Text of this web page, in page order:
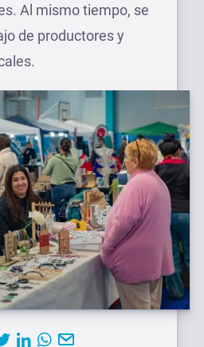
Al mismo tiempo, se
de productores y